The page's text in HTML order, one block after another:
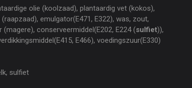
olie (koolzaad), plantaardig vet (kokos),
emulgator(E471, E322), was, zout,
(magere), conserveermiddel(E202, E224 (sulfiet)),
E466), voedingszuur(E330)
sulfiet